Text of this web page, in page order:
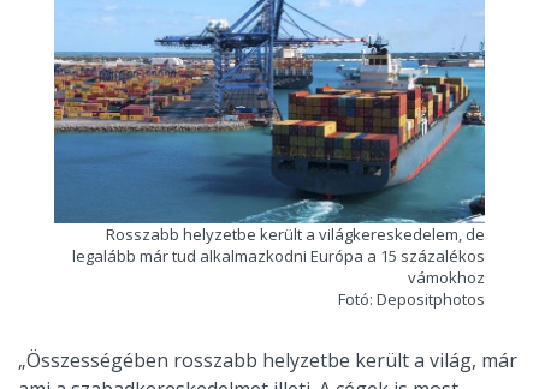
Rosszabb helyzetbe került a világkereskedelem, de
legalább már tud alkalmazkodni Európa a 15 százalékos
vámokhoz
Fotó: Depositphotos
„Összességében rosszabb helyzetbe került a világ, már